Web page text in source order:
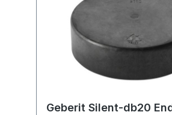
Geberit Silent-db20